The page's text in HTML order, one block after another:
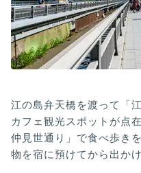
江の島弁天橋を渡って「
カフェ観光スポットが点
仲見世通り」で食べ歩き
物を宿に預けてから出かけ